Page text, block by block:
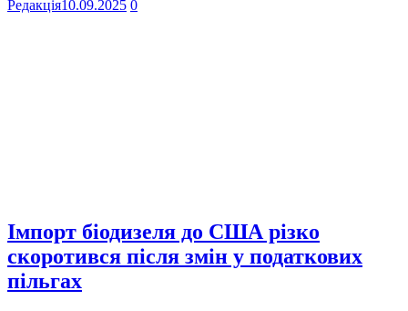
Редакція10.09.2025 0
Імпорт біодизеля до США різко
скоротився після змін у податкових
пільгах